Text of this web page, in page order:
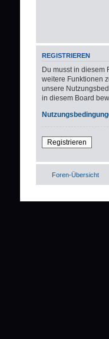
REGISTRIEREN
Du musst in diesem
weitere Funktionen
unsere
in diesem Board
Registrieren
Foren-Übersicht